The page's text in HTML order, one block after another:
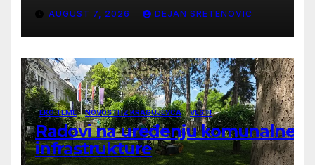
AUGUST 7, 2026 DEJAN SRETENOVIC
EKO TEME NOVOSTI IZ KRAGUJEVCA VESTI
Radovi na uređenju komunalne
infrastrukture